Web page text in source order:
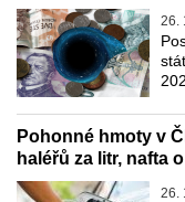
26.
Pohonné hmoty v
haléřů za litr, nafta
26.